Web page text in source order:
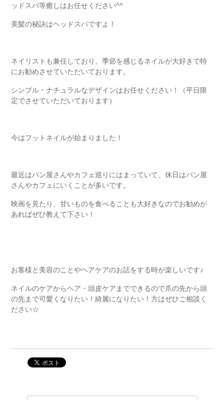
ッドスパ等癒しはお任せください^^
美髪の秘訣はヘッドスパですよ！
ネイリストも兼任しており、季節を感じるネイルが大好きで特
にお勧めさせていただいております。
シンプル・ナチュラルなデザインはお任せください！（平日限
定でさせていただいております）
今はフットネイルが始まりました！
最近はパン屋さんやカフェ巡りにはまっていて、休日はパン屋
さんやカフェにいくことが多いです。
映画を見たり、甘いものを食べることも大好きなのでお勧めが
あればぜひ教えて下さい！
お客様と美容のことやヘアケアのお話をする時が楽しいです♪
ネイルのケアからヘア・頭皮ケアまでできるので爪の先から頭
の先まで可愛くなりたい！綺麗になりたい！方はぜひご相談く
ださい☆